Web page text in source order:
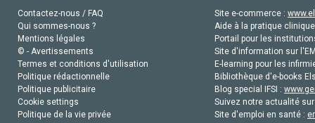
Contactez-nous / FAQ
Qui sommes-nous ?
Mentions légales
© - Avertissements
Termes et conditions d'utilisation
Politique rédactionnelle
Politique publicitaire
Cookie settings
Politique de la vie privée
Site e-commerce :
Aide à la pratique
Portail pour les
Site d'information sur
E-learning pour les
Bibliothèque d'e-books
Blog special IFSI :
Suivez notre actualité
Site d'emploi en santé :